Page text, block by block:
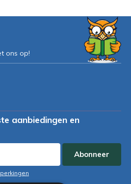
ons op!
aanbiedingen en
Abonneer